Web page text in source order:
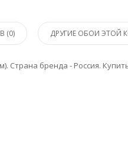
(0) ДРУГИЕ ОБОИ ЭТОЙ
Страна бренда - Россия.